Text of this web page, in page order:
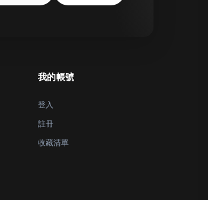
我的帳號
登入
註冊
收藏清單